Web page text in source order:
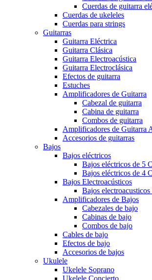
Cuerdas de guitarra
Cuerdas de ukeleles
Cuerdas para strings
Guitarras
Guitarra Eléctrica
Guitarra Clásica
Guitarra Electroacústica
Guitarra Electroclásica
Efectos de guitarra
Estuches
Amplificadores de Guitarra
Cabezal de guitarra
Cabina de guitarra
Combos de guitarra
Amplificadores de Guitarra
Accesorios de guitarras
Bajos
Bajos eléctricos
Bajos eléctricos de 5
Bajos eléctricos de 4
Bajos Electroacústicos
Bajos
Amplificadores de Bajos
Cabezales de bajo
Cabinas de bajo
Combos de bajo
Cables de bajo
Efectos de bajo
Accesorios de bajos
Ukulele
Ukelele Soprano
Ukelele Concierto